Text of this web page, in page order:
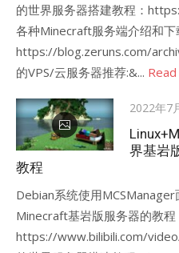
的世界服务器搭建教程：
各种Minecraft服务端介绍和下
https://blog.zeruns.com/
的VPS/云服务器推荐:&...
Posted
on
2022年7
界基岩
教程
Debian系统使用
Minecraft基岩版服务器的教程
https://www.bilibili.com/